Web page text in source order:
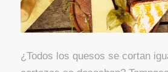
¿Todos los quesos se cortan